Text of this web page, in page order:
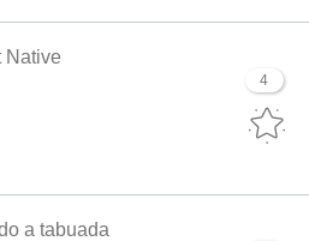
4
Native
a tabuada